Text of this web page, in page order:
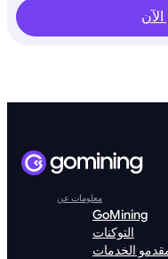
معلومات عن
GoMining
التوكنات
الخدمات